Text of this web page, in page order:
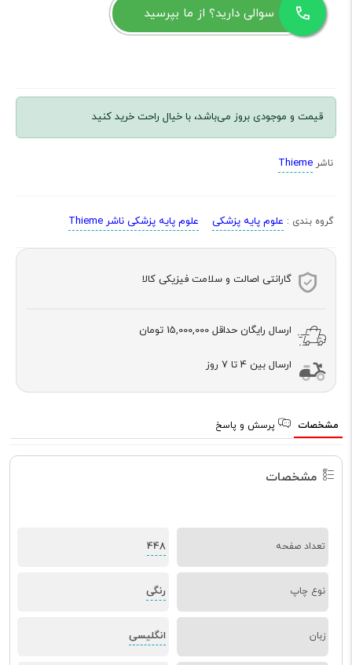
سوالی دارید؟ از ما بپرسید
قیمت و موجودی بروز می‌باشد، با خیال راحت خرید کنید
ناشر Thieme
گروه بندی : علوم پایه پزشکی علوم پایه پزشکی ناشر Thieme
گارانتی اصالت و سلامت فیزیکی کالا
ارسال رایگان حداقل 15,000,000 تومان
ارسال بین 4 تا 7 روز
مشخصات پرسش و پاسخ
مشخصات
تعداد صفحه 448
نوع چاپ رنگی
زبان انگلیسی